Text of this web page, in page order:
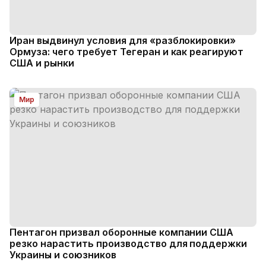
Иран выдвинул условия для «разблокировки»
Ормуза: чего требует Тегеран и как реагируют
США и рынки
Мир
Пентагон призвал оборонные компании США
резко нарастить производство для поддержки
Украины и союзников